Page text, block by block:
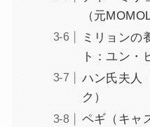
（元
ミリョンの
ト：ユン・
ハン氏夫人
ク）
ペギ（キャ